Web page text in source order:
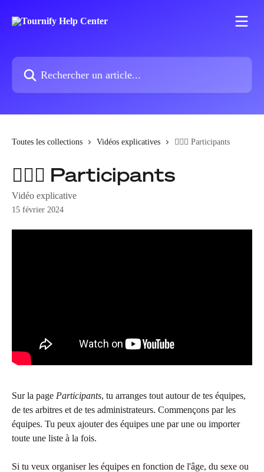
Rechercher un article...
Toutes les collections Vidéos explicatives 🏃🏽‍♀️ Participants
🏃🏽‍♀️ Participants
Vidéo explicative
15 février 2024
Sur la page Participants, tu arranges tout autour de tes équipes,
de tes arbitres et de tes administrateurs. Commençons par les
équipes. Tu peux ajouter des équipes une par une ou importer
toute une liste à la fois.
Si tu veux organiser les équipes en fonction de l'âge, du sexe ou